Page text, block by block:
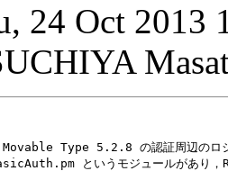
24 Oct 2013
Movable Type 5.2.8 の認証周辺のロ
というモジュールがあり，